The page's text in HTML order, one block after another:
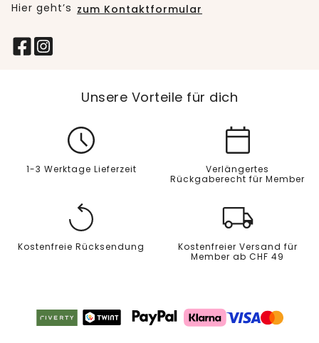
Hier geht’s zum Kontaktformular
Unsere Vorteile für dich
1-3 Werktage Lieferzeit
Verlängertes
Rückgaberecht für Member
Kostenfreie Rücksendung
Kostenfreier Versand für
Member ab CHF 49